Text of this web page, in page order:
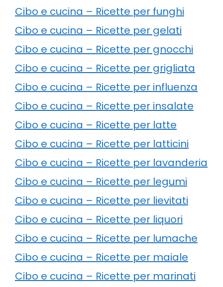
Cibo e cucina – Ricette per funghi
Cibo e cucina – Ricette per gelati
Cibo e cucina – Ricette per gnocchi
Cibo e cucina – Ricette per grigliata
Cibo e cucina – Ricette per influenza
Cibo e cucina – Ricette per insalate
Cibo e cucina – Ricette per latte
Cibo e cucina – Ricette per latticini
Cibo e cucina – Ricette per lavanderia
Cibo e cucina – Ricette per legumi
Cibo e cucina – Ricette per lievitati
Cibo e cucina – Ricette per liquori
Cibo e cucina – Ricette per lumache
Cibo e cucina – Ricette per maiale
Cibo e cucina – Ricette per marinati